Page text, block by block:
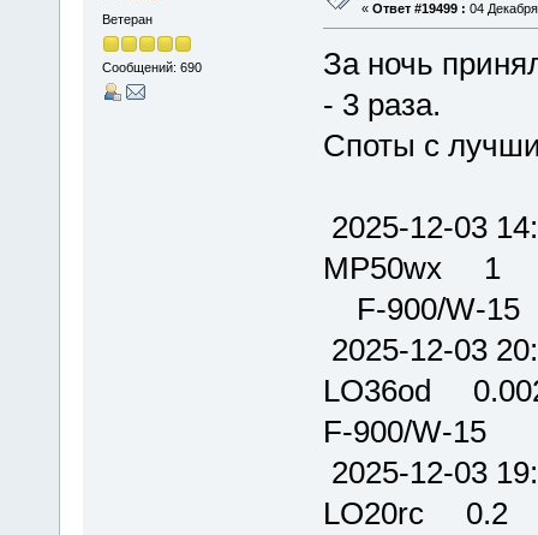
Ветеран
Сообщений: 690
« Ответ #19499 : 04
За ночь
- 3 раза.
Споты с
2025-12-
MP50wx
F-900/W-15
2025-12-
LO36od
F-900/W-15
2025-12-
LO20rc